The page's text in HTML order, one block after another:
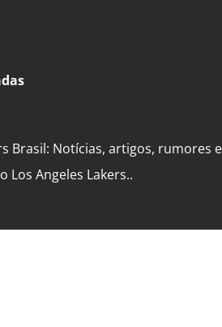
Brasil: Notícias, artigos, rumores e
Los Angeles Lakers..